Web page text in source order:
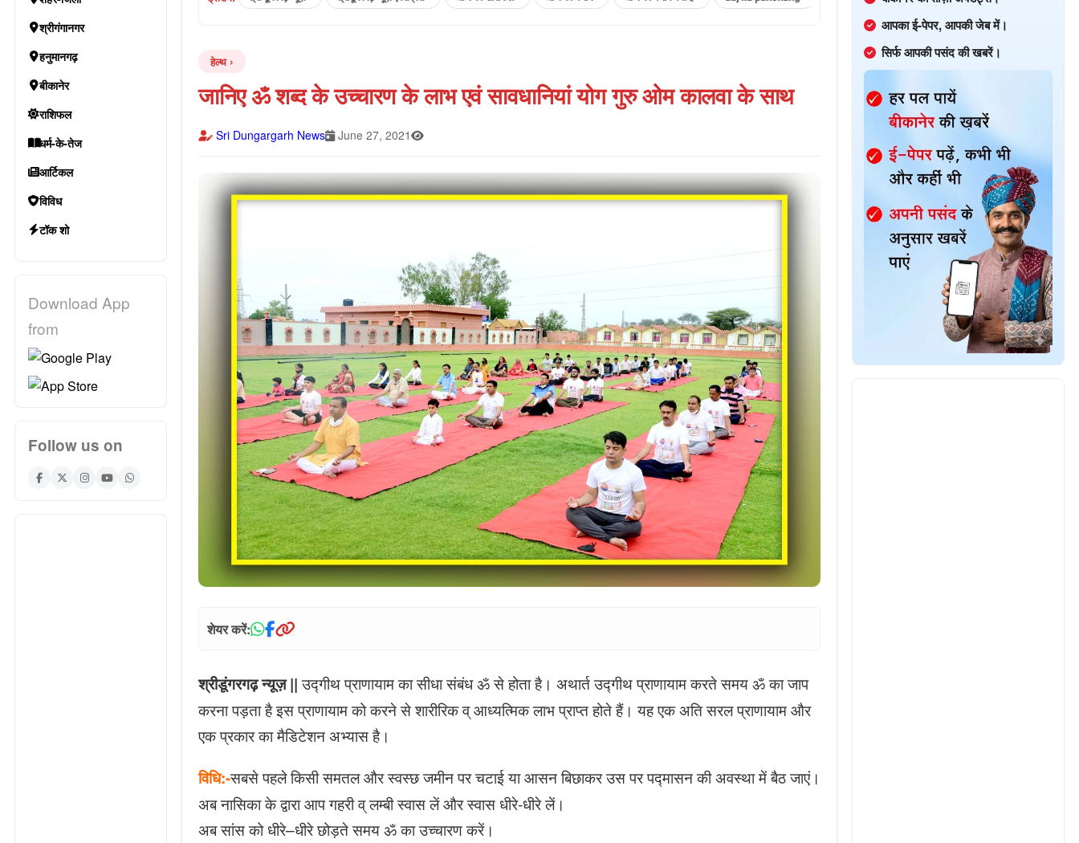
श्रीगंगानगर
हनुमानगढ़
बीकानेर
राशिफल
धर्म-के-तेज
आर्टिकल
विविध
टॉक शो
Download App
from
Follow us on
हेल्थ
जानिए ॐ शब्द के उच्चारण के लाभ एवं सावधानियां योग गुरु ओम कालवा के साथ
Sri Dungargarh News June 27, 2021
शेयर करें:
श्रीडूंगरगढ़ न्यूज़ ||उद्गीथ प्राणायाम का सीधा संबंध ॐ से होता है। अथार्त उद्गीथ प्राणायाम करते समय ॐ का जाप
करना पड़ता है इस प्राणायाम को करने से शारीरिक व् आध्यत्मिक लाभ प्राप्त होते हैं। यह एक अति सरल प्राणायाम और
एक प्रकार का मैडिटेशन अभ्यास है।
विधि:-सबसे पहले किसी समतल और स्वस्छ जमीन पर चटाई या आसन बिछाकर उस पर पद्मासन की अवस्था में बैठ जाएं।
अब नासिका के द्वारा आप गहरी व् लम्बी स्वास लें और स्वास धीरे-धीरे लें।
अब सांस को धीरे–धीरे छोड़ते समय ॐ का उच्चारण करें।
आपका ई-पेपर, आपकी जेब में।
सिर्फ आपकी पसंद की खबरें।